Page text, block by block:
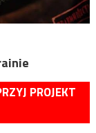
PROJEKT